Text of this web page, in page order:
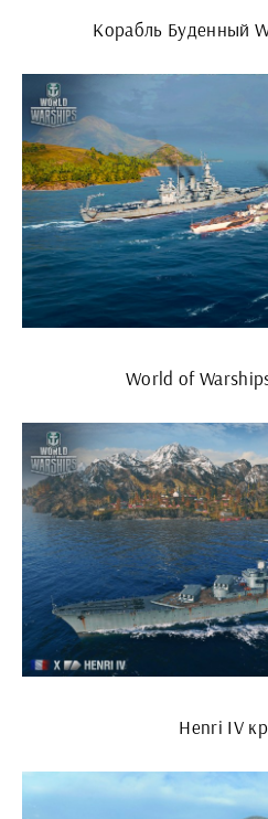
Корабль Буденный
World of
Henri IV